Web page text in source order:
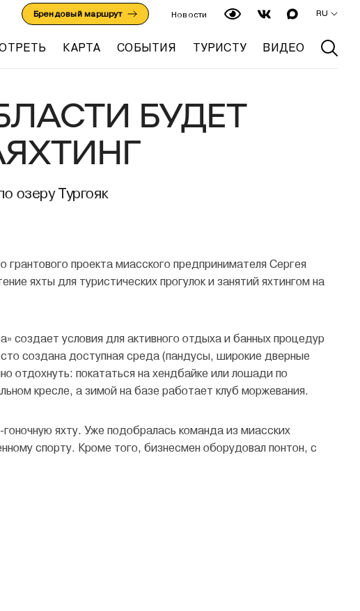
Брендовый маршрут Новости RU
КАРТА СОБЫТИЯ ТУРИСТУ ВИДЕО
БУДЕТ
озеру Тургояк
проекта миасского предпринимателя Сергея
яхты для туристических прогулок и занятий яхтингом на
создает условия для активного отдыха и банных процедур
создана доступная среда (пандусы, широкие дверные
отдохнуть: покататься на хендбайке или лошади по
кресле, а зимой на базе работает клуб моржевания.
яхту. Уже подобралась команда из миасских
спорту. Кроме того, бизнесмен оборудовал понтон, с